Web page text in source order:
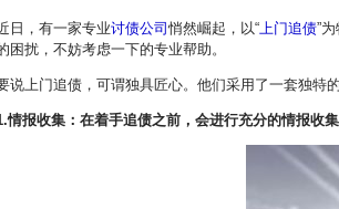
日，有一家专业讨债公司悄然崛起，以“上门追债”
困扰，不妨考虑一下的专业帮助。
说上门追债，可谓独具匠心。他们采用了一套独特
情报收集：在着手追债之前，会进行充分的情报收